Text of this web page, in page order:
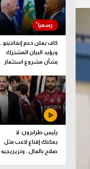
كاف يعلن دعم إنفانتينو..
ويؤيد البيان المشترك
بشأن مشروع استثمار
رئيس طرابزون: لا
يمكنك إقناع لاعب مثل
صلاح بالمال.. وتريزيجيه